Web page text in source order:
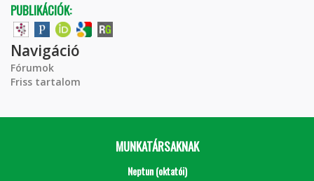
PUBLIKÁCIÓK:
Navigáció
Fórumok
Friss tartalom
MUNKATÁRSAKNAK
Neptun (oktatói)